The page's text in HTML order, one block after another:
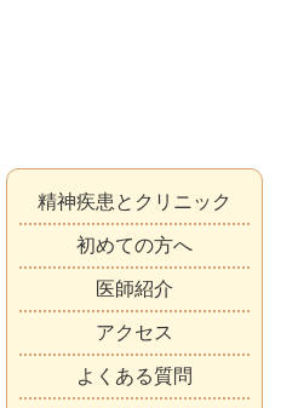
精神疾患とクリニック
初めての方へ
医師紹介
アクセス
よくある質問